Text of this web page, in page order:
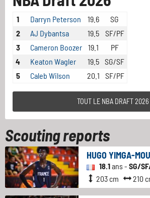
1 Darryn Peterson 19.6
SG
2
AJ Dybantsa 19.5
SF/PF
3
Cameron Boozer 19.1
PF
4
Keaton Wagler 19.5 SG/SF
5
Caleb Wilson 20.1 SF/PF
TOUT LE NBA DRAFT 2026
Scouting reports
HUGO YIMGA-
18.1ans - SG/
203 cm
210